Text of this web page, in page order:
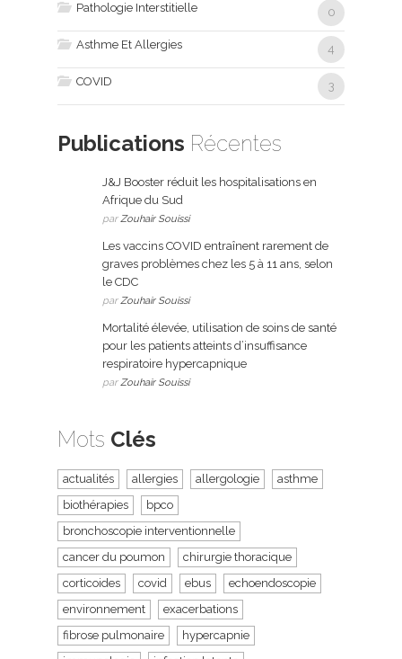
Pathologie Interstitielle 0
Asthme Et Allergies 4
COVID 3
Publications Récentes
J&J Booster réduit les hospitalisations en
Afrique du Sud
parZouhair Souissi
Les vaccins COVID entraînent rarement de
graves problèmes chez les 5 à 11 ans, selon
le CDC
parZouhair Souissi
Mortalité élevée, utilisation de soins de santé
pour les patients atteints d’insuffisance
respiratoire hypercapnique
parZouhair Souissi
Mots Clés
actualités allergies allergologie
asthme
biothérapies
bpco
bronchoscopie interventionnelle
cancer du poumon
chirurgie thoracique
corticoides
covid ebus
echoendoscopie
environnement
exacerbations
fibrose pulmonaire
hypercapnie